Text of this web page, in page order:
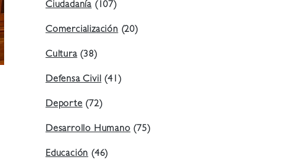
Ciudadanía (107)
Comercialización(20)
Cultura(38)
Defensa Civil(41)
Deporte(72)
Desarrollo Humano(75)
Educación(46)